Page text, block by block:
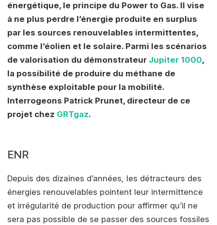
énergétique, le principe du Power to Gas. Il vise
à ne plus perdre l’énergie produite en surplus
par les sources renouvelables intermittentes,
comme l’éolien et le solaire. Parmi les scénarios
de valorisation du démonstrateur Jupiter 1000,
la possibilité de produire du méthane de
synthèse exploitable pour la mobilité.
Interrogeons Patrick Prunet, directeur de ce
projet chez GRTgaz.
ENR
Depuis des dizaines d’années, les détracteurs des
énergies renouvelables pointent leur intermittence
et irrégularité de production pour affirmer qu’il ne
sera pas possible de se passer des sources fossiles